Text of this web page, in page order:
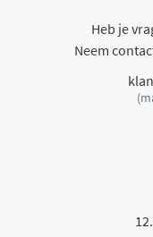
Heb je
Neem